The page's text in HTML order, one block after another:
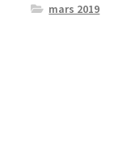
mars 2019